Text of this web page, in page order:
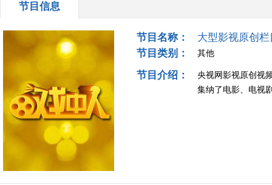
节目信息
节目名称：
大型影视原创
节目类别：
其他
节目介绍：
央视网影视原创视
集纳了电影、电视